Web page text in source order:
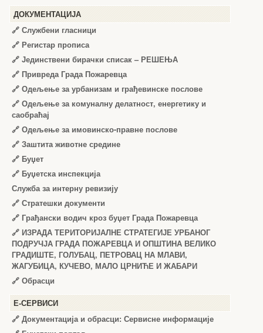
ДОКУМЕНТАЦИЈА
🔗 Службени гласници
🔗 Регистар прописа
🔗 Јединствени бирачки списак – РЕШЕЊА
🔗 Привреда Града Пожаревца
🔗 Одељење за урбанизам и грађевинске послове
🔗 Одељење за комуналну делатност, енергетику и
саобраћај
🔗 Одељење за имовинско-правне послове
🔗 Заштита животне средине
🔗 Буџет
🔗 Буџетска инспекција
Служба за интерну ревизију
🔗 Стратешки документи
🔗 Грађански водич кроз буџет Града Пожаревца
🔗 ИЗРАДА ТЕРИТОРИЈАЛНЕ СТРАТЕГИЈЕ УРБАНОГ
ПОДРУЧЈА ГРАДА ПОЖАРЕВЦА И ОПШТИНА ВЕЛИКО
ГРАДИШТЕ, ГОЛУБАЦ, ПЕТРОВАЦ НА МЛАВИ,
ЖАГУБИЦА, КУЧЕВО, МАЛО ЦРНИЋЕ И ЖАБАРИ
🔗 Обрасци
Е-СЕРВИСИ
🔗 Документација и обрасци: Сервисне информације